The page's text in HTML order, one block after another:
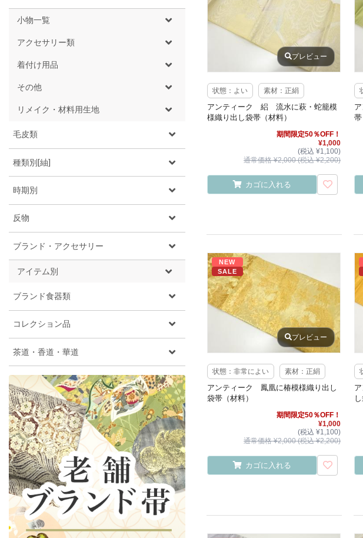
小物一覧
アクセサリー類
着付け用品
その他
リメイク・材料用生地
毛皮類
種類別[紬]
時期別
反物
ブランド・アクセサリー
アイテム別
ブランド食器類
コレクション品
茶道・香道・華道
プレビュー
状態：よい 素材：正絹
アンティーク 絽 流水に萩・蛇籠模
様織り出し袋帯（材料）
期間限定50％OFF！
¥1,000
(税込 ¥1,100)
通常価格 ¥2,000 (税込 ¥2,200)
カゴに入れる
帯
NEW
SALE
プレビュー
状態：非常によい 素材：正絹
アンティーク 鳳凰に椿模様織り出し
袋帯（材料）
期間限定50％OFF！
¥1,000
(税込 ¥1,100)
通常価格 ¥2,000 (税込 ¥2,200)
カゴに入れる